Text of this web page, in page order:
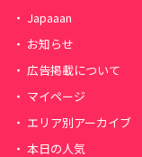
Japaaan
お知らせ
広告掲載について
マイページ
エリア別アーカイブ
本日の人気